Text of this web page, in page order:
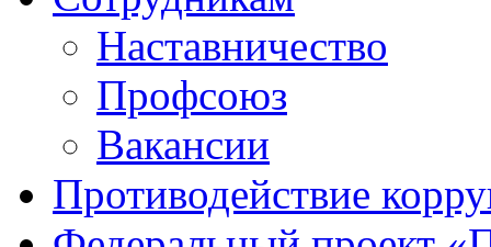
Наставничество
Профсоюз
Вакансии
Противодействие